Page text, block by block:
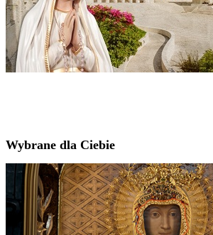
Wybrane dla Ciebie